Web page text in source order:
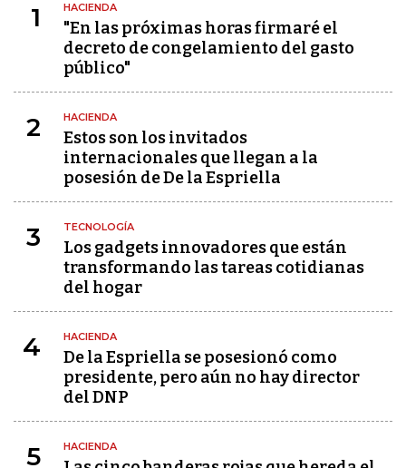
1 HACIENDA
"En las próximas horas firmaré el
decreto de congelamiento del gasto
público"
2 HACIENDA
Estos son los invitados
internacionales que llegan a la
posesión de De la Espriella
3 TECNOLOGÍA
Los gadgets innovadores que están
transformando las tareas cotidianas
del hogar
4 HACIENDA
De la Espriella se posesionó como
presidente, pero aún no hay director
del DNP
5 HACIENDA